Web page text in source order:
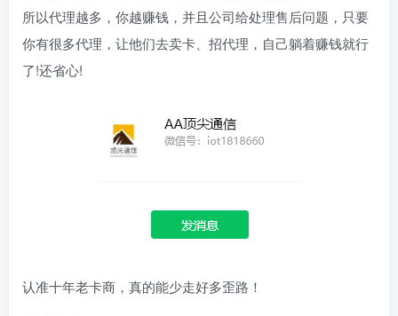
所以代理越多，你越赚钱，并且公司给处理售后问题，只要
你有很多代理，让他们去卖卡、招代理，自己躺着赚钱就行
了!还省心!
认准十年老卡商，真的能少走好多歪路！